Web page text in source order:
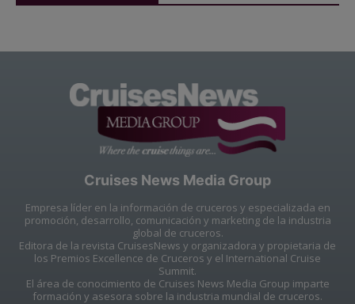
Cruises News Media Group
Empresa líder en la información de cruceros y especializada en
promoción, desarrollo, comunicación y marketing de la industria
global de cruceros.
Editora de la revista CruisesNews y organizadora y propietaria de
los Premios Excellence de Cruceros y el International Cruise
Summit.
El área de conocimiento de Cruises News Media Group imparte
formación y asesora sobre la industria mundial de cruceros.